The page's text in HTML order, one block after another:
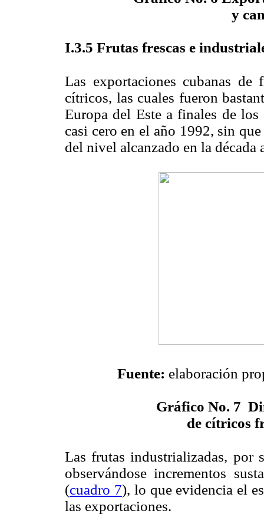
y
I.3.5 Frutas frescas e
Las exportaciones cubanas de
cítricos, las cuales fueron
Europa del Este a finales de los
casi cero en el año 1992, sin
del nivel alcanzado en la década
Fuente: elaboración
Gráfico No. 7
de cítricos
Las frutas industrializadas, por
observándose incrementos
(cuadro 7), lo que evidencia el
las exportaciones.